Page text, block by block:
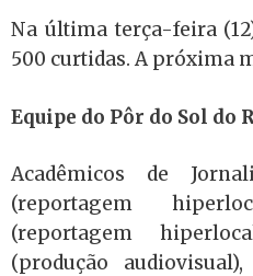
Na última terça-feira
500 curtidas. A próxima
Equipe do Pôr do Sol do
Acadêmicos de
(reportagem
(reportagem
(produção